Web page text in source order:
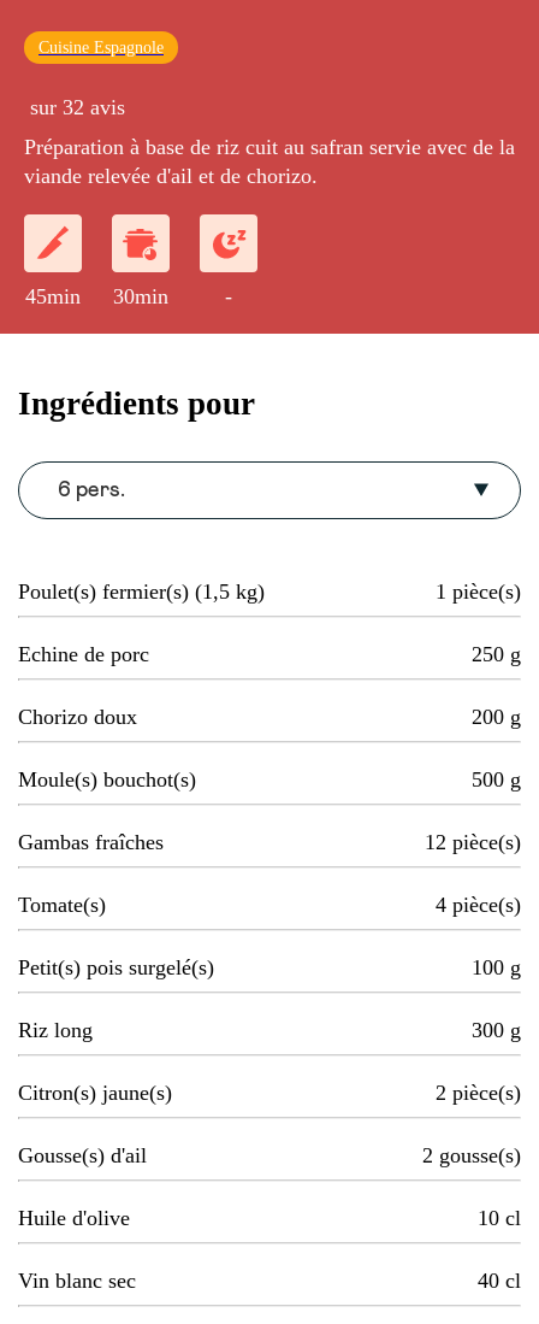
Cuisine Espagnole
sur 32 avis
Préparation à base de riz cuit au safran servie avec de la
viande relevée d'ail et de chorizo.
45min 30min -
Ingrédients pour
6 pers.
Poulet(s) fermier(s) (1,5 kg) 1 pièce(s)
Echine de porc 250 g
Chorizo doux 200 g
Moule(s) bouchot(s) 500 g
Gambas fraîches 12 pièce(s)
Tomate(s) 4 pièce(s)
Petit(s) pois surgelé(s) 100 g
Riz long 300 g
Citron(s) jaune(s) 2 pièce(s)
Gousse(s) d'ail 2 gousse(s)
Huile d'olive 10 cl
Vin blanc sec 40 cl